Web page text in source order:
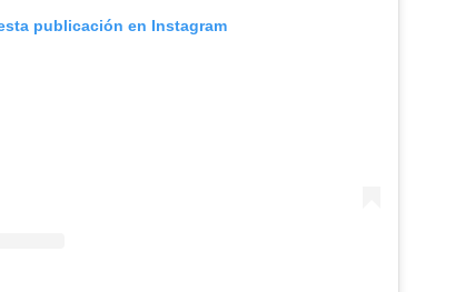
publicación en Instagram